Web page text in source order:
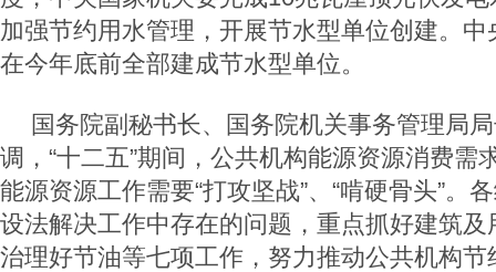
加强节约用水管理，开展节水型单位创建。
在今年底前全部建成节水型单位。
国务院副秘书长、国务院机关事务管理局
调，“十二五”期间，公共机构能源资源消费需
能源资源工作需要“打攻坚战”、“啃硬骨头”。
设法解决工作中存在的问题，重点抓好建筑
治理好节油等七项工作，努力推动公共机构